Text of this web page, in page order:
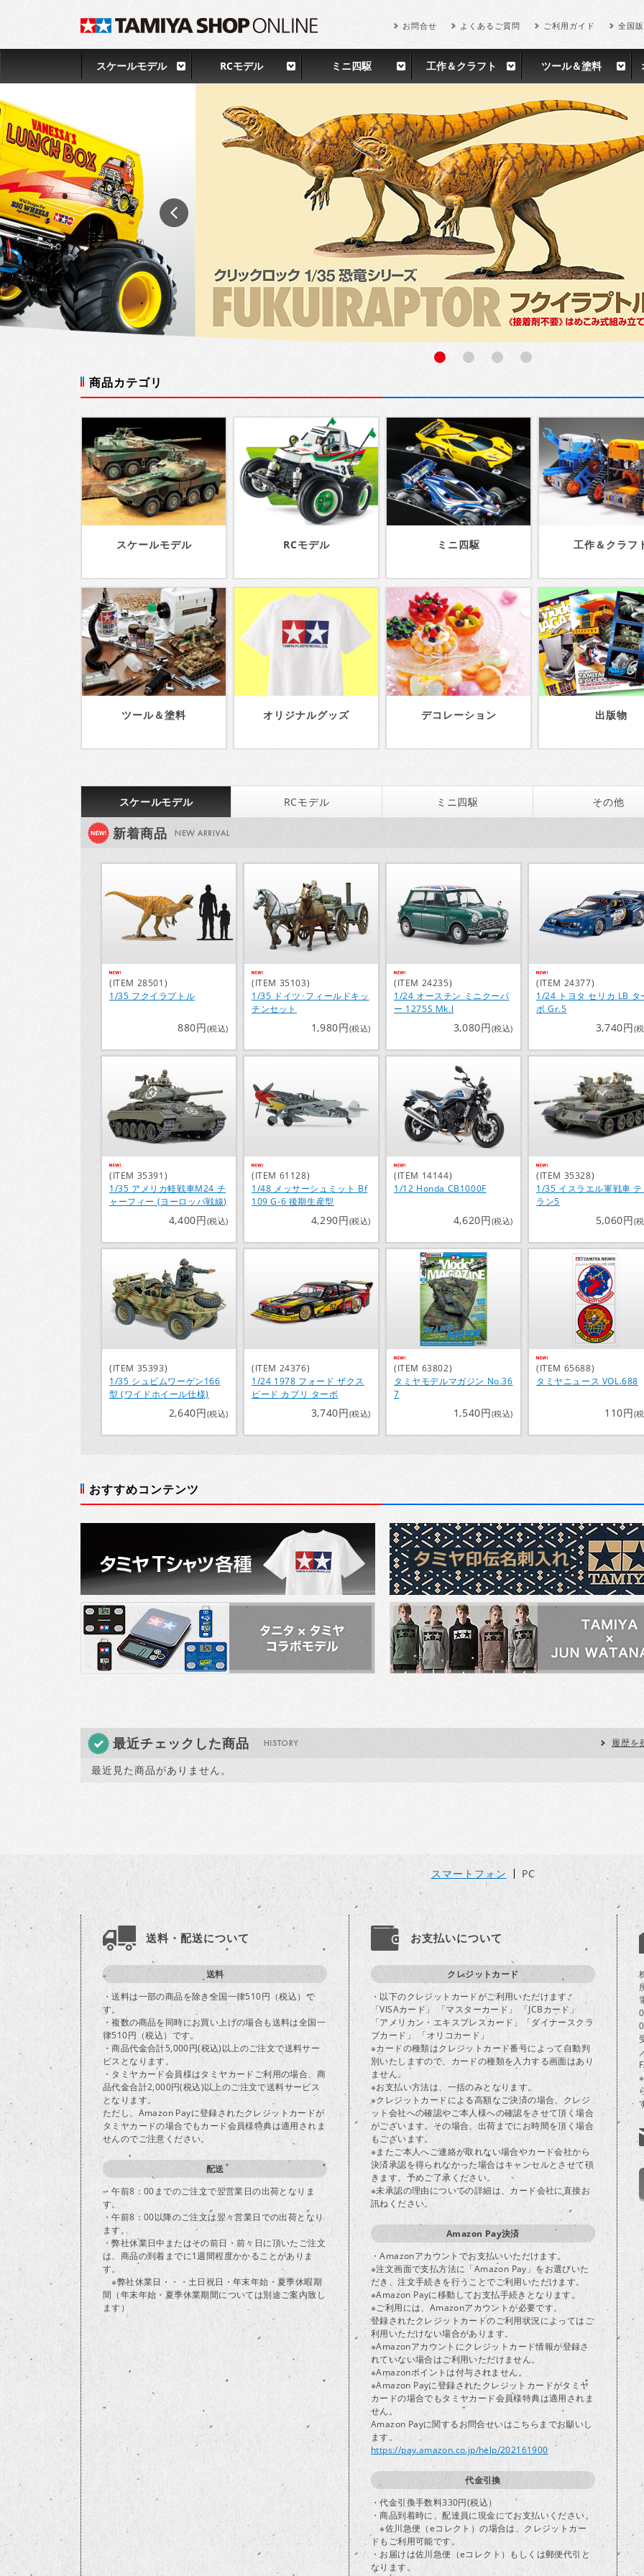
お問合せ よくあるご質問 ご利用ガイド 全国
スケールモデル RCモデル ミニ四駆 工作＆クラフト ツール＆塗料
商品カテゴリ
スケールモデル RCモデル ミニ四駆 工作＆クラフ
ツール＆塗料 オリジナルグッズ デコレーション 出版物
スケールモデル RCモデル ミニ四駆 その他
新着商品
(ITEM 28501)
1/35 フクイラプトル
880円(税込)
(ITEM 35103)
1/35 ドイツ･フィールドキッ
チンセット
1,980円(税込)
(ITEM 24235)
1/24 オースチン ミニクーパ
ー 1275S Mk.Ⅰ
3,080円(税込)
(ITEM 24377)
1/24 トヨタ セリカ LB タ
ボ Gr.5
3,740円(
(ITEM 35391)
1/35 アメリカ軽戦車M24 チ
ャーフィー (ヨーロッパ戦線)
4,400円(税込)
(ITEM 61128)
1/48 メッサーシュミット Bf
109 G-6 後期生産型
4,290円(税込)
(ITEM 14144)
1/12 Honda CB1000F
4,620円(税込)
(ITEM 35328)
1/35 イスラエル軍戦車
ラン5
5,060円(
(ITEM 35393)
1/35 シュビムワーゲン166
型 (ワイドホイール仕様)
2,640円(税込)
(ITEM 24376)
1/24 1978 フォード ザクス
ピード カプリ ターボ
3,740円(税込)
(ITEM 63802)
タミヤモデルマガジン No.36
7
1,540円(税込)
(ITEM 65688)
タミヤニュース VOL.688
110円(
おすすめコンテンツ
最近チェックした商品 履歴を
最近見た商品がありません。
スマートフォン PC
送料・配送について
送料
・送料は一部の商品を除き全国一律510円（税込）で
す。
・複数の商品を同時にお買い上げの場合も送料は全国一
律510円（税込）です。
・商品代金合計5,000円(税込)以上のご注文で送料サー
ビスとなります。
・タミヤカード会員様はタミヤカードご利用の場合、商
品代金合計2,000円(税込)以上のご注文で送料サービス
となります。
ただし、Amazon Payに登録されたクレジットカードが
タミヤカードの場合でもカード会員様特典は適用されま
せんのでご注意ください。
配送
・午前8：00までのご注文で翌営業日の出荷となりま
す。
・午前8：00以降のご注文は翌々営業日での出荷となり
ます。
・弊社休業日中またはその前日・前々日に頂いたご注文
は、商品の到着までに1週間程度かかることがありま
す。
※弊社休業日・・・土日祝日・年末年始・夏季休暇期
間（年末年始・夏季休業期間については別途ご案内致し
ます）
お支払いについて
クレジットカード
・以下のクレジットカードがご利用いただけます。
「VISAカード」 「マスターカード」 「JCBカード」
「アメリカン・エキスプレスカード」「ダイナースクラ
ブカード」 「オリコカード」
※カードの種類はクレジットカード番号によって自動判
別いたしますので、カードの種類を入力する画面はあり
ません。
※お支払い方法は、一括のみとなります。
※クレジットカードによる高額なご決済の場合、クレジ
ット会社への確認やご本人様への確認をさせて頂く場合
がございます。その場合、出荷までにお時間を頂く場合
もございます。
※またご本人へご連絡が取れない場合やカード会社から
決済承認を得られなかった場合はキャンセルとさせて頂
きます。予めご了承ください。
※未承認の理由についての詳細は、カード会社に直接お
訊ねください。
Amazon Pay決済
・Amazonアカウントでお支払いいただけます。
※注文画面で支払方法に「Amazon Pay」をお選びいた
だき、注文手続きを行うことでご利用いただけます。
※Amazon Payに移動してお支払手続きとなります。
※ご利用には、Amazonアカウントが必要です。
登録されたクレジットカードのご利用状況によってはご
利用いただけない場合があります。
※Amazonアカウントにクレジットカード情報が登録さ
れていない場合はご利用いただけません。
※Amazonポイントは付与されません。
※Amazon Payに登録されたクレジットカードがタミヤ
カードの場合でもタミヤカード会員様特典は適用されま
せん。
Amazon Payに関するお問合せいはこちらまでお願いし
ます。
https://pay.amazon.co.jp/help/202161900
代金引換
・代金引換手数料330円(税込）
・商品到着時に、配達員に現金にてお支払いください。
※佐川急便（eコレクト）の場合は、クレジットカー
ドもご利用可能です。
・お届けは佐川急便（eコレクト）もしくは郵便代引と
なります。